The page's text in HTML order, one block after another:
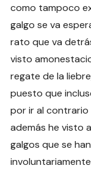
como tampoco
galgo se va
rato que va
visto
regate de la
puesto que
por ir al contrario
además he visto
galgos que se